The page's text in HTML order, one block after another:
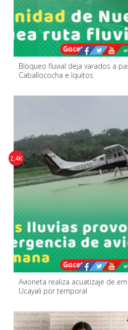
Bloqueo fluvial deja varados a
Caballococha e Iquitos
Avioneta realiza acuatizaje de
Ucayali por temporal
2,4K